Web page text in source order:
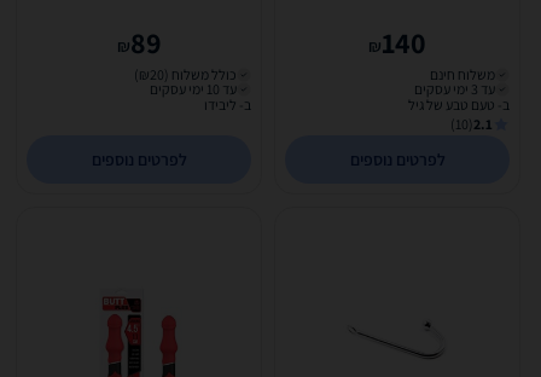
140
₪
משלוח חינם
עד 3 ימי עסקים
ב- טעם טבע של גיל
2.1
(10)
לפרטים נוספים
89
₪
כולל משלוח (₪20)
עד 10 ימי עסקים
ב- ליבידו
לפרטים נוספים